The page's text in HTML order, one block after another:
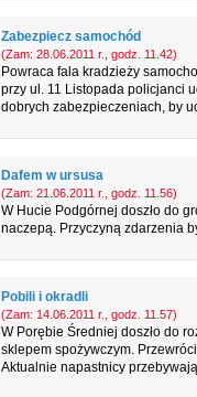
Zabezpiecz samochód
(Zam: 28.06.2011 r., godz. 11.42)
Powraca fala kradzieży
przy ul. 11 Listopada policjanci
dobrych zabezpieczeniach, by
Dafem w ursusa
(Zam: 21.06.2011 r., godz. 11.56)
W Hucie Podgórnej doszło do
naczepą. Przyczyną zdarzenia
Pobili i okradli
(Zam: 14.06.2011 r., godz. 11.57)
W Porębie Średniej doszło do
sklepem spożywczym.
Aktualnie napastnicy